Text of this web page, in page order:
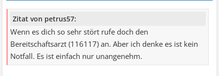
Zitat von petrus57:
Wenn es dich so sehr stört rufe doch den
Bereitschaftsarzt (116117) an. Aber ich denke es ist kein
Notfall. Es ist einfach nur unangenehm.